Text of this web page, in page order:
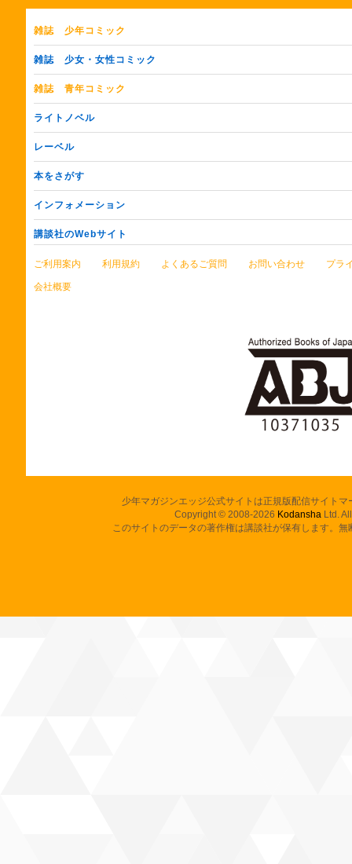
雑誌 少年コミック
雑誌 少女・女性コミック
雑誌 青年コミック
ライトノベル
レーベル
本をさがす
インフォメーション
講談社のWebサイト
ご利用案内 利用規約 よくあるご質問 お問い合わせ プラ
会社概要
少年マガジンエッジ公式サイトは正規版配信サイト
Copyright © 2008-2026 Kodansha Ltd.
このサイトのデータの著作権は講談社が保有します。